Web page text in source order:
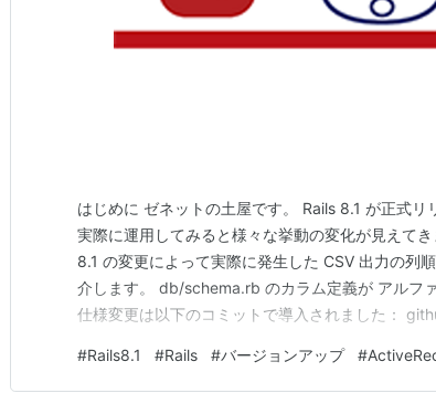
はじめに ゼネットの土屋です。 Rails 8.1 が正式リ
実際に運用してみると様々な挙動の変化が見えて
8.1 の変更によって実際に発生した CSV 出力の列
介します。 db/schema.rb のカラム定義が アルフ
仕様変更は以下のコミットで導入されました：
name age created_at up…
#Rails8.1 #Rails #バージョンアップ #